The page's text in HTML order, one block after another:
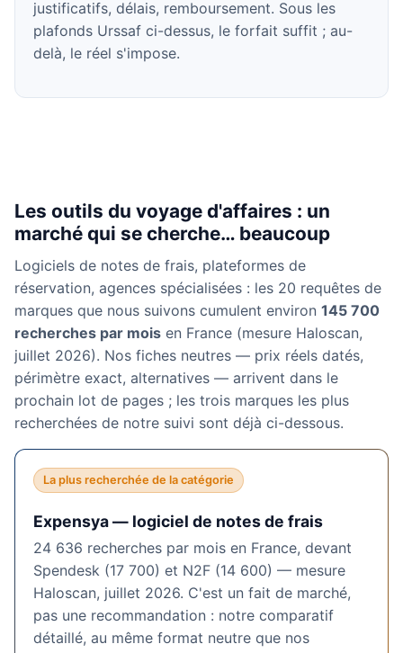
justificatifs, délais, remboursement. Sous les
plafonds Urssaf ci-dessus, le forfait suffit ; au-
delà, le réel s'impose.
Les outils du voyage d'affaires : un
marché qui se cherche… beaucoup
Logiciels de notes de frais, plateformes de
réservation, agences spécialisées : les 20 requêtes de
marques que nous suivons cumulent environ 145 700
recherches par mois en France (mesure Haloscan,
juillet 2026). Nos fiches neutres — prix réels datés,
périmètre exact, alternatives — arrivent dans le
prochain lot de pages ; les trois marques les plus
recherchées de notre suivi sont déjà ci-dessous.
La plus recherchée de la catégorie
Expensya — logiciel de notes de frais
24 636 recherches par mois en France, devant
Spendesk (17 700) et N2F (14 600) — mesure
Haloscan, juillet 2026. C'est un fait de marché,
pas une recommandation : notre comparatif
détaillé, au même format neutre que nos